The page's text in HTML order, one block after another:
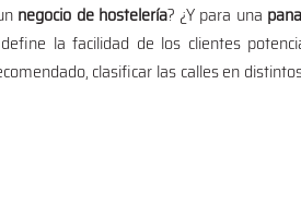
negocio de hostelería? ¿Y para una
la facilidad de los clientes
clasificar las calles en